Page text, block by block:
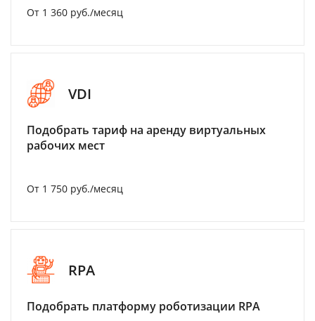
От 1 360 руб./месяц
VDI
Подобрать тариф на аренду виртуальных
рабочих мест
От 1 750 руб./месяц
RPA
Подобрать платформу роботизации RPA